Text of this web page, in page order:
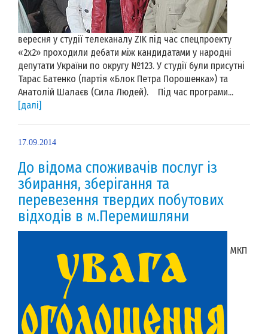
вересня у студії телеканалу ZIK під час спецпроекту
«2х2» проходили дебати між кандидатами у народні
депутати України по округу №123. У студії були присутні
Тарас Батенко (партія «Блок Петра Порошенка») та
Анатолій Шалаєв (Сила Людей). Під час програми...
[далі]
17.09.2014
До відома споживачів послуг із
збирання, зберігання та
перевезення твердих побутових
відходів в м.Перемишляни
МКП